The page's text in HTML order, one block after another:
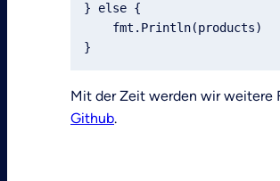
} else {
}
Mit der Zeit werden wir weitere
Github.